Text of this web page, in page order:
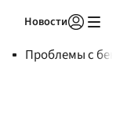
Новости
Проблемы с